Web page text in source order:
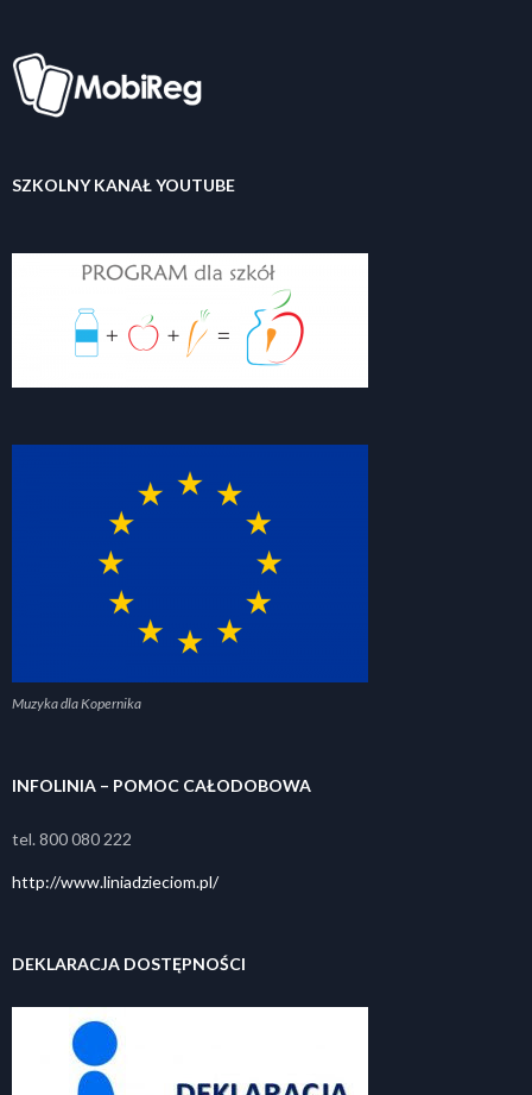
SZKOLNY KANAŁ YOUTUBE
Muzyka dla Kopernika
INFOLINIA – POMOC CAŁODOBOWA
tel. 800 080 222
http://www.liniadzieciom.pl/
DEKLARACJA DOSTĘPNOŚCI